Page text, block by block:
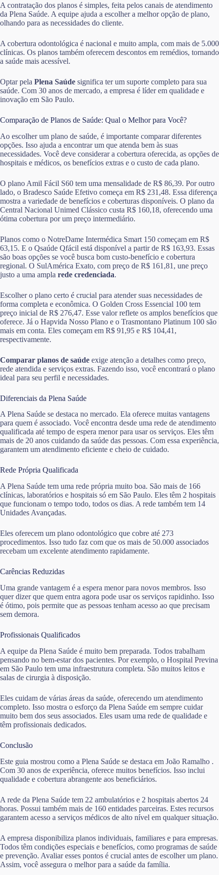
A contratação dos planos é simples, feita pelos canais de atendimento
da Plena Saúde. A equipe ajuda a escolher a melhor opção de plano,
olhando para as necessidades do cliente.
A cobertura odontológica é nacional e muito ampla, com mais de 5.000
clínicas. Os planos também oferecem descontos em remédios, tornando
a saúde mais acessível.
Optar pela Plena Saúde significa ter um suporte completo para sua
saúde. Com 30 anos de mercado, a empresa é líder em qualidade e
inovação em São Paulo.
Comparação de Planos de Saúde: Qual o Melhor para Você?
Ao escolher um plano de saúde, é importante comparar diferentes
opções. Isso ajuda a encontrar um que atenda bem às suas
necessidades. Você deve considerar a cobertura oferecida, as opções de
hospitais e médicos, os benefícios extras e o custo de cada plano.
O plano Amil Fácil S60 tem uma mensalidade de R$ 86,39. Por outro
lado, o Bradesco Saúde Efetivo começa em R$ 231,48. Essa diferença
mostra a variedade de benefícios e coberturas disponíveis. O plano da
Central Nacional Unimed Clássico custa R$ 160,18, oferecendo uma
ótima cobertura por um preço intermediário.
Planos como o NotreDame Intermédica Smart 150 começam em R$
63,15. E o Qsaúde Qfácil está disponível a partir de R$ 163,93. Essas
são boas opções se você busca bom custo-benefício e cobertura
regional. O SulAmérica Exato, com preço de R$ 161,81, une preço
justo a uma ampla rede credenciada.
Escolher o plano certo é crucial para atender suas necessidades de
forma completa e econômica. O Golden Cross Essencial 100 tem
preço inicial de R$ 276,47. Esse valor reflete os amplos benefícios que
oferece. Já o Hapvida Nosso Plano e o Trasmontano Platinum 100 são
mais em conta. Eles começam em R$ 91,95 e R$ 104,41,
respectivamente.
Comparar planos de saúde exige atenção a detalhes como preço,
rede atendida e serviços extras. Fazendo isso, você encontrará o plano
ideal para seu perfil e necessidades.
Diferenciais da Plena Saúde
A Plena Saúde se destaca no mercado. Ela oferece muitas vantagens
para quem é associado. Você encontra desde uma rede de atendimento
qualificada até tempo de espera menor para usar os serviços. Eles têm
mais de 20 anos cuidando da saúde das pessoas. Com essa experiência,
garantem um atendimento eficiente e cheio de cuidado.
Rede Própria Qualificada
A Plena Saúde tem uma rede própria muito boa. São mais de 166
clínicas, laboratórios e hospitais só em São Paulo. Eles têm 2 hospitais
que funcionam o tempo todo, todos os dias. A rede também tem 14
Unidades Avançadas.
Eles oferecem um plano odontológico que cobre até 273
procedimentos. Isso tudo faz com que os mais de 50.000 associados
recebam um excelente atendimento rapidamente.
Carências Reduzidas
Uma grande vantagem é a espera menor para novos membros. Isso
quer dizer que quem entra agora pode usar os serviços rapidinho. Isso
é ótimo, pois permite que as pessoas tenham acesso ao que precisam
sem demora.
Profissionais Qualificados
A equipe da Plena Saúde é muito bem preparada. Todos trabalham
pensando no bem-estar dos pacientes. Por exemplo, o Hospital Previna
em São Paulo tem uma infraestrutura completa. São muitos leitos e
salas de cirurgia à disposição.
Eles cuidam de várias áreas da saúde, oferecendo um atendimento
completo. Isso mostra o esforço da Plena Saúde em sempre cuidar
muito bem dos seus associados. Eles usam uma rede de qualidade e
têm profissionais dedicados.
Conclusão
Este guia mostrou como a Plena Saúde se destaca em João Ramalho .
Com 30 anos de experiência, oferece muitos benefícios. Isso inclui
qualidade e cobertura abrangente aos beneficiários.
A rede da Plena Saúde tem 22 ambulatórios e 2 hospitais abertos 24
horas. Possui também mais de 160 entidades parceiras. Estes recursos
garantem acesso a serviços médicos de alto nível em qualquer situação.
A empresa disponibiliza planos individuais, familiares e para empresas.
Todos têm condições especiais e benefícios, como programas de saúde
e prevenção. Avaliar esses pontos é crucial antes de escolher um plano.
Assim, você assegura o melhor para a saúde da família.